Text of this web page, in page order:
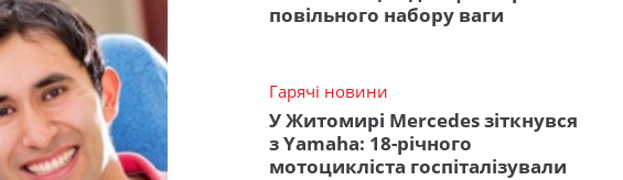
повільного набору ваги
Гарячі новини
У Житомирі Mercedes зіткнувся
з Yamaha: 18-річного
мотоцикліста госпіталізували